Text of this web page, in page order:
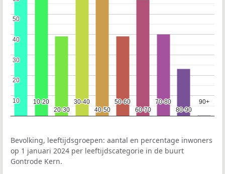
10-20
10-20
20-30
20-30
30-40
30-40
40-50
40-50
50-60
50-60
60-70
60-70
70-80
70-80
80-90
80-90
90+
90+
10
10
20
20
30
30
40
40
50
50
Bevolking, leeftijdsgroepen: aantal en percentage inwoners
op 1 januari 2024 per leeftijdscategorie in de buurt
Gontrode Kern.